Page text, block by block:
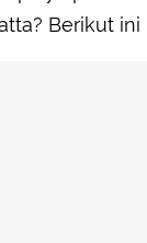
Berikut